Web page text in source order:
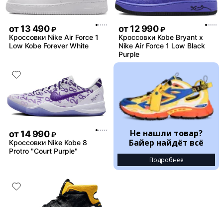
от13 490 ₽
Кроссовки Nike Air Force 1
Low Kobe Forever White
от12 990 ₽
Кроссовки Kobe Bryant x
Nike Air Force 1 Low Black
Purple
от14 990 ₽
Кроссовки Nike Kobe 8
Protro "Court Purple"
Не нашли товар?
Байер найдёт всё
Подробнее